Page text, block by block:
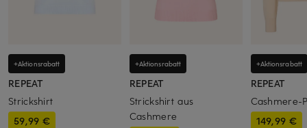
+Aktionsrabatt
REPEAT
Strickshirt
59,99 €
+Aktionsrabatt
REPEAT
Strickshirt aus
Cashmere
+Aktionsrabatt
REPEAT
Cashmere-
149,99 €